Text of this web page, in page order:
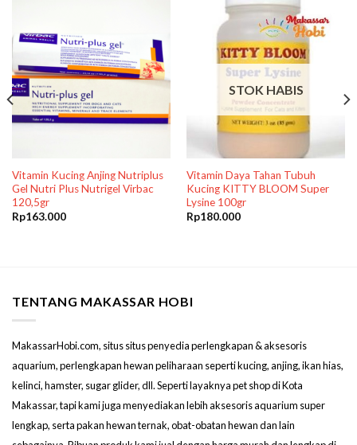
Vitamin Kucing Anjing Nutriplus
Gel Nutri Plus Nutrigel Virbac
120,5gr
Rp163.000
STOK HABIS
Vitamin Daya Tahan Tubuh
Kucing KITTY BLOOM Super
Lysine 100gr
Rp180.000
TENTANG MAKASSAR HOBI
MakassarHobi.com, situs situs penyedia perlengkapan & aksesoris
aquarium, perlengkapan hewan peliharaan seperti kucing, anjing, ikan hias,
kelinci, hamster, sugar glider, dll. Seperti layaknya pet shop di Kota
Makassar, tapi kami juga menyediakan lebih aksesoris aquarium super
lengkap, serta pakan hewan ternak, obat-obatan hewan dan lain